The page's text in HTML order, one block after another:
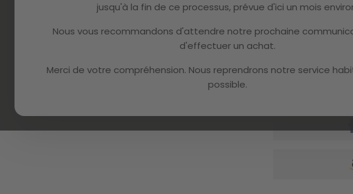
jusqu'à la fin de ce processus, prévue d'ici un mois
Nous vous recommandons d'attendre notre prochaine
d'effectuer un achat.
Merci de votre compréhension. Nous reprendrons notre service
possible.